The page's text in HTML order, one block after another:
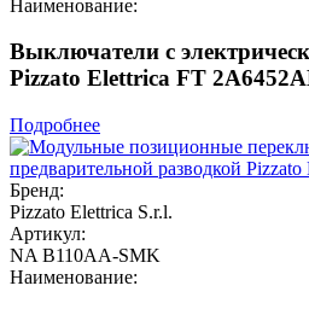
Наименование:
Выключатели с
Pizzato Elettrica FT
Подробнее
Бренд:
Pizzato Elettrica S.r.l.
Артикул:
NA B110AA-SMK
Наименование: